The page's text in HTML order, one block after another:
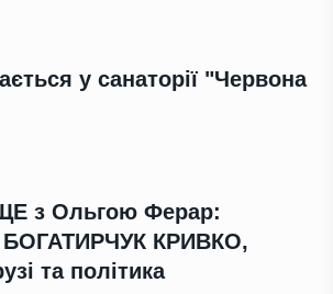
у санаторії "Червона
з Ольгою Ферар:
КРИВКО,
та політика